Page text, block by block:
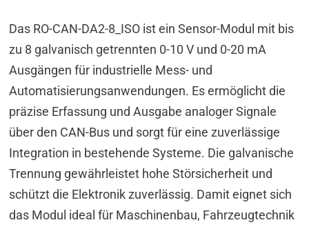
Das RO-CAN-DA2-8_ISO ist ein Sensor-Modul mit bis
zu 8 galvanisch getrennten 0-10 V und 0-20 mA
Ausgängen für industrielle Mess- und
Automatisierungsanwendungen. Es ermöglicht die
präzise Erfassung und Ausgabe analoger Signale
über den CAN-Bus und sorgt für eine zuverlässige
Integration in bestehende Systeme. Die galvanische
Trennung gewährleistet hohe Störsicherheit und
schützt die Elektronik zuverlässig. Damit eignet sich
das Modul ideal für Maschinenbau, Fahrzeugtechnik